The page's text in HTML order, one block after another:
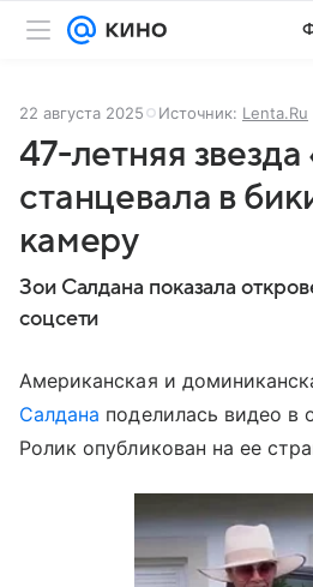
22 августа 2025 Источник: Lenta.Ru
47-летняя
станцевала в
камеру
Зои Салдана показала
соцсети
Американская и
Салдана поделилась видео в
Ролик опубликован на ее